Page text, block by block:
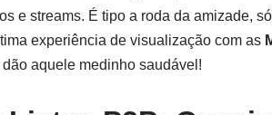
e streams. É tipo a roda da amizade,
experiência de visualização com as
aquele medinho saudável!